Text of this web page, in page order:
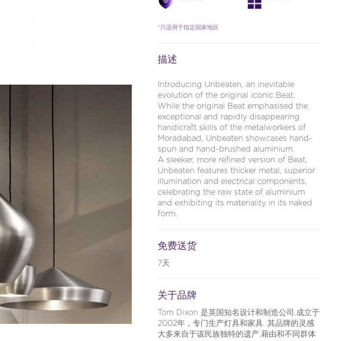
*只适用于指定国家地区
描述
Introducing Unbeaten, an inevitable
evolution of the original iconic Beat.
While the original Beat emphasised the
exceptional and rapidly disappearing
handicraft skills of the metalworkers of
Moradabad, Unbeaten showcases hand-
spun and hand-brushed aluminium.
A sleeker, more refined version of Beat,
Unbeaten features thicker metal, superior
illumination and electrical components,
celebrating the raw state of aluminium
and exhibiting its materiality in its naked
form.
免费送货
7天
关于品牌
Tom Dix​​on 是英国知名设计和制造公司,成立于
2002年，专门生产灯具和家具. 其品牌的灵感
大多来自于该民族独特的遗产,藉由和不同群体